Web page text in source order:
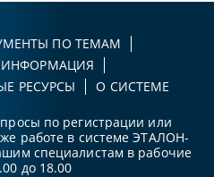
ПО ТЕМАМ
ИНФОРМАЦИЯ
РЕСУРСЫ
О СИСТЕМЕ
по регистрации или
работе в системе ЭТАЛОН-
специалистам в рабочие
до 18.00